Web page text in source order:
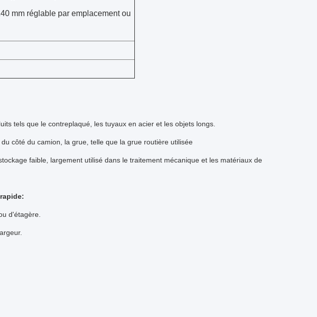
mm réglable par emplacement ou
tels que le contreplaqué, les tuyaux en acier et les objets longs.
côté du camion, la grue, telle que la grue routière utilisée
faible, largement utilisé dans le traitement mécanique et les matériaux de
d'étagère.